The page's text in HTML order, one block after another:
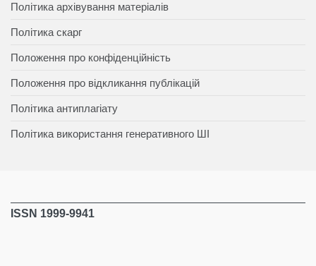
Політика архівування матеріалів
Політика скарг
Положення про конфіденційність
Положення про відкликання публікацій
Політика антиплагіату
Політика використання генеративного ШІ
ISSN 1999-9941